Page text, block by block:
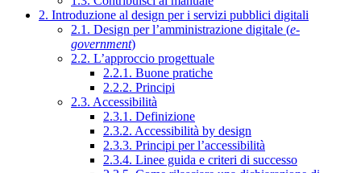
2. Introduzione al design per i servizi pubblici digitali
2.1. Design per l’amministrazione digitale (e-
government)
2.2. L’approccio progettuale
2.2.1. Buone pratiche
2.2.2. Principi
2.3. Accessibilità
2.3.1. Definizione
2.3.2. Accessibilità by design
2.3.3. Principi per l’accessibilità
2.3.4. Linee guida e criteri di successo